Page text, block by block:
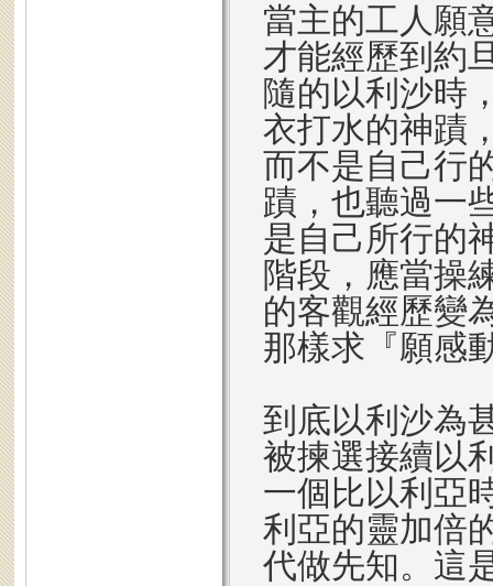
當主的工人願
才能經歷到約
隨的以利沙時
衣打水的神蹟
而不是自己行
蹟，也聽過一
是自己所行的
階段，應當操
的客觀經歷變
那樣求『願感
到底以利沙為
被揀選接續以
一個比以利亞
利亞的靈加倍
代做先知。這